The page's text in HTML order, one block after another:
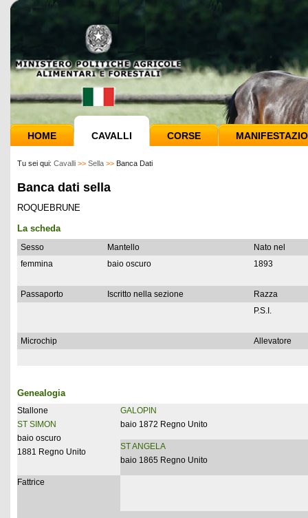
HOME CAVALLI CORSE
Tu sei qui: Cavalli >> Sella >> Banca Dati
Banca dati sella
ROQUEBRUNE
La scheda
Sesso Mantello
Nato nel
femmina
baio oscuro 1893
Passaporto Iscritto nella sezione
Razza
P.S.I.
Microchip Allevatore
Genealogia
Stallone
ST SIMON
baio oscuro
1881 Regno Unito
GALOPIN
baio 1872 Regno Unito
ST ANGELA
baio 1865 Regno Unito
Fattrice